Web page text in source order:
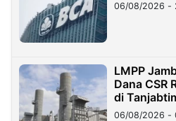
06/08/2026 -
LMPP
Dana CSR
di
06/08/2026 -